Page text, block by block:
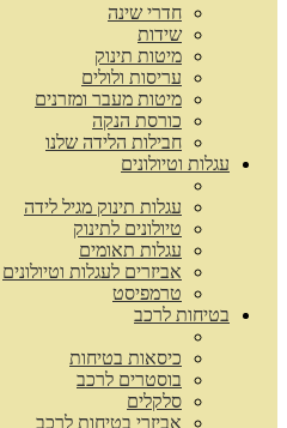
חדרי שינה
שידות
מיטות תינוק
עריסות ולולים
מיטות מעבר ומזרנים
כורסת הנקה
חבילות הלידה שלנו
עגלות וטיולונים
עגלות תינוק מגיל לידה
טיולונים לתינוק
עגלות תאומים
אביזרים לעגלות וטיולונים
טרמפיסט
בטיחות לרכב
כיסאות בטיחות
בוסטרים לרכב
סלקלים
אביזרי בטיחות לרכב